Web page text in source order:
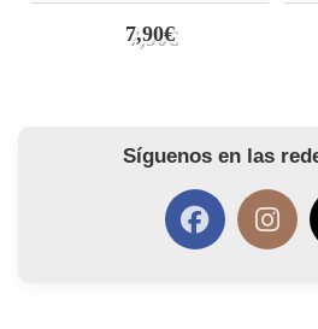
7,90€
Síguenos en las